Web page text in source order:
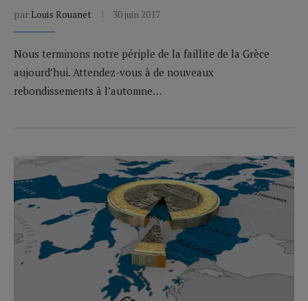
par Louis Rouanet 30 juin 2017
Nous terminons notre périple de la faillite de la Grèce
aujourd’hui. Attendez-vous à de nouveaux
rebondissements à l’automne…